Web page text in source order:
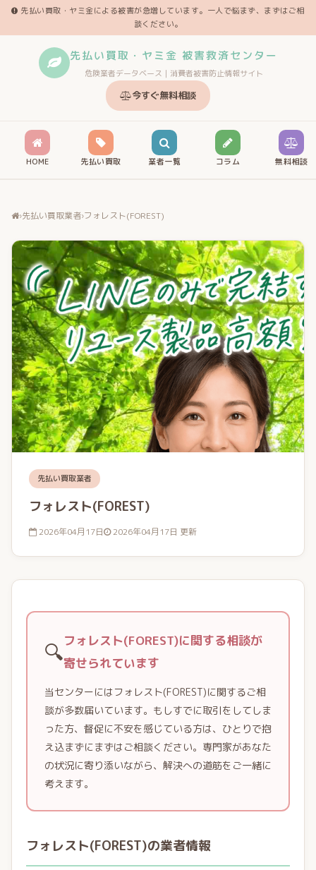
先払い買取・ヤミ金による被害が急増しています。一人で悩まず、まずはご相
談ください。
先払い買取・ヤミ金 被害救済センター
危険業者データベース｜消費者被害防止情報サイト
今すぐ無料相談
HOME 先払い買取 業者一覧 コラム 無料相談
›先払い買取業者›フォレスト(FOREST)
先払い買取業者
フォレスト(FOREST)
2026年04月17日 2026年04月17日 更新
🔍フォレスト(FOREST)に関する相談が
寄せられています
当センターにはフォレスト(FOREST)に関するご相
談が多数届いています。もしすでに取引をしてしま
った方、督促に不安を感じている方は、ひとりで抱
え込まずにまずはご相談ください。専門家があなた
の状況に寄り添いながら、解決への道筋をご一緒に
考えます。
フォレスト(FOREST)の業者情報